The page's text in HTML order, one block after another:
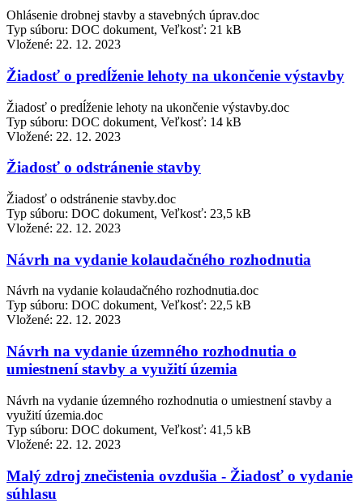
Ohlásenie drobnej stavby a stavebných úprav.doc
Typ súboru: DOC dokument, Veľkosť: 21 kB
Vložené: 22. 12. 2023
Žiadosť o predĺženie lehoty na ukončenie výstavby
Žiadosť o predĺženie lehoty na ukončenie výstavby.doc
Typ súboru: DOC dokument, Veľkosť: 14 kB
Vložené: 22. 12. 2023
Žiadosť o odstránenie stavby
Žiadosť o odstránenie stavby.doc
Typ súboru: DOC dokument, Veľkosť: 23,5 kB
Vložené: 22. 12. 2023
Návrh na vydanie kolaudačného rozhodnutia
Návrh na vydanie kolaudačného rozhodnutia.doc
Typ súboru: DOC dokument, Veľkosť: 22,5 kB
Vložené: 22. 12. 2023
Návrh na vydanie územného rozhodnutia o
umiestnení stavby a využití územia
Návrh na vydanie územného rozhodnutia o umiestnení stavby a
využití územia.doc
Typ súboru: DOC dokument, Veľkosť: 41,5 kB
Vložené: 22. 12. 2023
Malý zdroj znečistenia ovzdušia - Žiadosť o vydanie
súhlasu